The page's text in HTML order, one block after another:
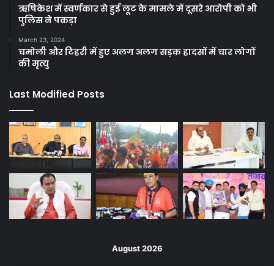
ऋषिकेश में स्वर्णकार से हुई लूट के मामले में दूसरे आरोपी को भी
पुलिस ने पकड़ा
March 23, 2024
चमोली और टिहरी में हुए अलग अलग सड़क हादसों में चार लोगों
की मृत्यु
Last Modified Posts
August 2026